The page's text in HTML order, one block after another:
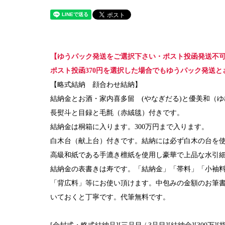
【ゆうパック発送をご選択下さい・ポスト投函発送不可
ポスト投函370円を選択した場合でもゆうパック発送と
【略式結納 顔合わせ結納】
結納金とお酒・家内喜多留 (やなぎだる)と優美和（ゆ
長熨斗と目録と毛氈（赤絨毯）付きです。
結納金は桐箱に入ります。300万円まで入ります。
白木台（献上台）付きです。結納には必ず白木の台を使
高級和紙である手漉き檀紙を使用し豪華で上品な水引
結納金の表書きは寿です。「結納金」「帯料」「小袖
「背広料」等にお使い頂けます。中包みの金額のお
いておくと丁寧です。代筆無料です。